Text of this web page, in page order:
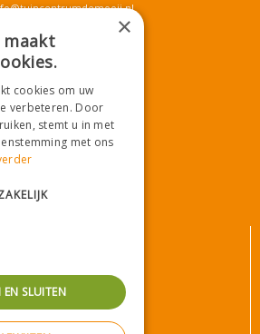
onze App!
Betaalinformatie
×
maakt
cookies om uw
verbeteren. Door
stemt u in met
met ons
EN SLUITEN